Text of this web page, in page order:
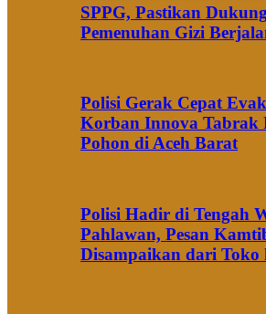
SPPG, Pastikan
Pemenuhan Gizi
Polisi Gerak Cepat
Korban Innova Tabrak
Pohon di Aceh Barat
Polisi Hadir di Tengah
Pahlawan, Pesan
Disampaikan dari Toko